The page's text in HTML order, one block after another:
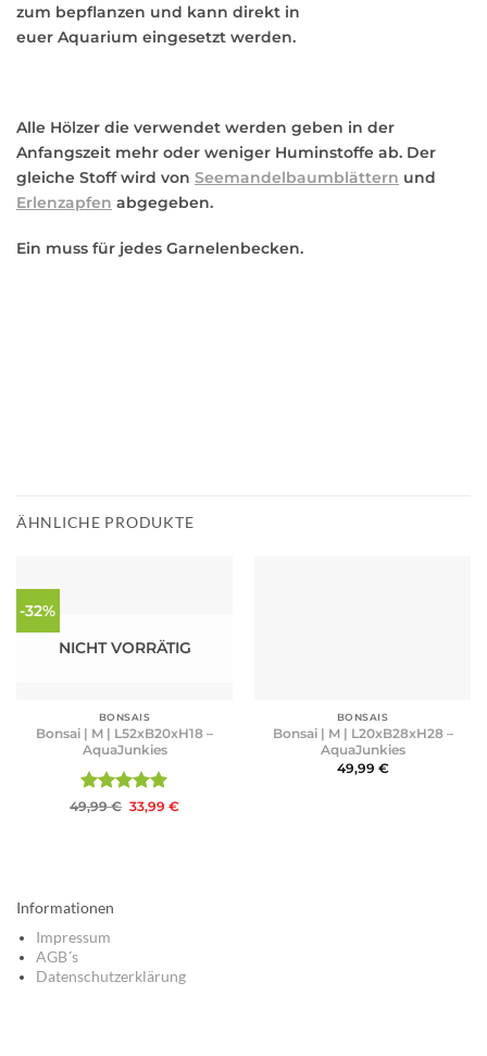
zum bepflanzen und kann direkt in
euer Aquarium eingesetzt werden.
Alle Hölzer die verwendet werden geben in der
Anfangszeit mehr oder weniger Huminstoffe ab. Der
gleiche Stoff wird von Seemandelbaumblättern und
Erlenzapfen abgegeben.
Ein muss für jedes Garnelenbecken.
ÄHNLICHE PRODUKTE
-32%
NICHT VORRÄTIG
BONSAIS
Bonsai | M | L52xB20xH18 –
AquaJunkies
Bewertet
49,99€ Ursprünglicher
Preis
33,99 €Aktueller
BONSAIS
Bonsai | M | L20xB28xH28 –
AquaJunkies
49,99 €
Informationen
Impressum
AGB´s
Datenschutzerklärung